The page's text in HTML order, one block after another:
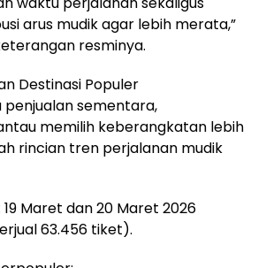
arus mudik agar lebih merata,”
resminya.
Destinasi Populer
sementara,
memilih keberangkatan lebih
rincian tren perjalanan mudik
19 Maret dan 20 Maret 2026
63.456 tiket).